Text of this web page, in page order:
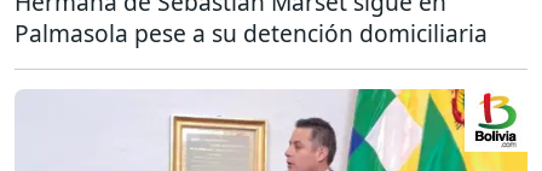
Palmasola pese a su detención domiciliaria